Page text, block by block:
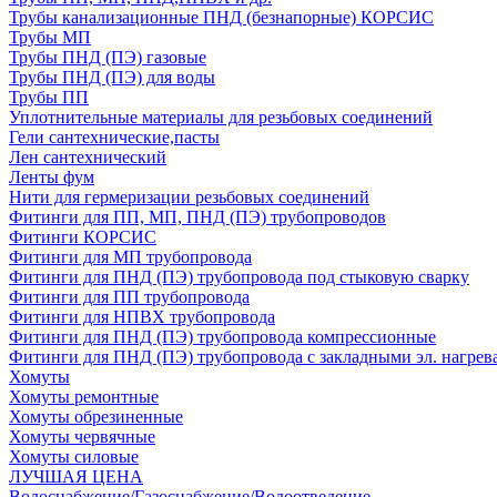
Трубы канализационные ПНД (безнапорные) КОРСИС
Трубы МП
Трубы ПНД (ПЭ) газовые
Трубы ПНД (ПЭ) для воды
Трубы ПП
Уплотнительные материалы для резьбовых соединений
Гели сантехнические,пасты
Лен сантехнический
Ленты фум
Нити для гермеризации резьбовых соединений
Фитинги для ПП, МП, ПНД (ПЭ) трубопроводов
Фитинги КОРСИС
Фитинги для МП трубопровода
Фитинги для ПНД (ПЭ) трубопровода под стыковую сварку
Фитинги для ПП трубопровода
Фитинги для НПВХ трубопровода
Фитинги для ПНД (ПЭ) трубопровода компрессионные
Фитинги для ПНД (ПЭ) трубопровода с закладными эл.
Хомуты
Хомуты ремонтные
Хомуты обрезиненные
Хомуты червячные
Хомуты силовые
ЛУЧШАЯ ЦЕНА